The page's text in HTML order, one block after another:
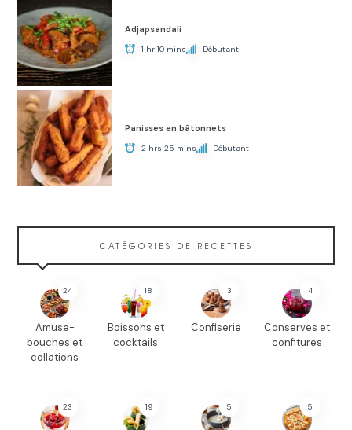
Adjapsandali
1 hr 10 mins Débutant
Panisses en bâtonnets
2 hrs 25 mins Débutant
CATÉGORIES DE RECETTES
24
Amuse-
bouches et
collations
18
Boissons et
cocktails
3
Confiserie
4
Conserves et
confitures
23 19 5 5